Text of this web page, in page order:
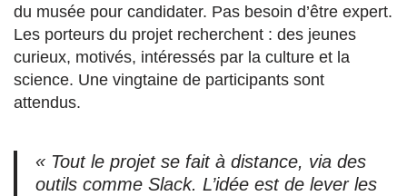
du musée pour candidater. Pas besoin d’être expert.
Les porteurs du projet recherchent : des jeunes
curieux, motivés, intéressés par la culture et la
science. Une vingtaine de participants sont
attendus.
« Tout le projet se fait à distance, via des
outils comme Slack. L’idée est de lever les